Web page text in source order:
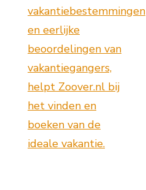
vakantiebestemmingen
en eerlijke
beoordelingen van
vakantiegangers,
helpt Zoover.nl bij
het vinden en
boeken van de
ideale vakantie.